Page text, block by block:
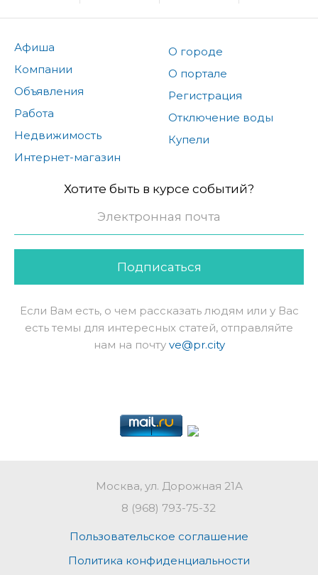
Афиша
Компании
Объявления
Работа
Недвижимость
Интернет-магазин
О городе
О портале
Регистрация
Отключение воды
Купели
Хотите быть в курсе событий?
Подписаться
Если Вам есть, о чем рассказать людям или у Вас
есть темы для интересных статей, отправляйте
нам на почту ve@pr.city
Москва, ул. Дорожная 21А
8 (968) 793-75-32
Пользовательское соглашение
Политика конфиденциальности